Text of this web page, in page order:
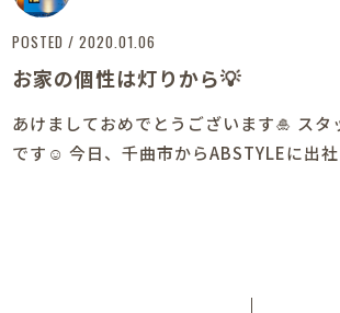
POSTED / 2020.01.06
お家の個性は灯りから💡
あけましておめでとうございます🎍 スタ
です☺ 今日、千曲市からABSTYLEに出